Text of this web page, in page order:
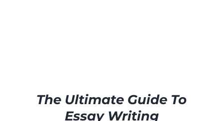
The Ultimate Guide To
Essay Writing